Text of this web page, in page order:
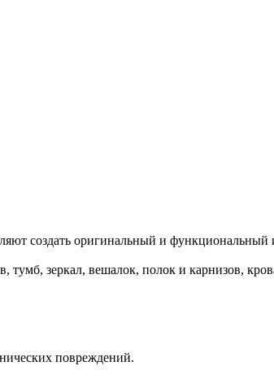
создать оригинальный и
зеркал, вешалок, полок и карнизов,
повреждений.